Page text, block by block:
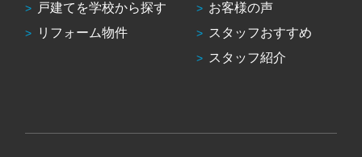
戸建てを学校から探す
リフォーム物件
お客様の声
スタッフおすすめ
スタッフ紹介